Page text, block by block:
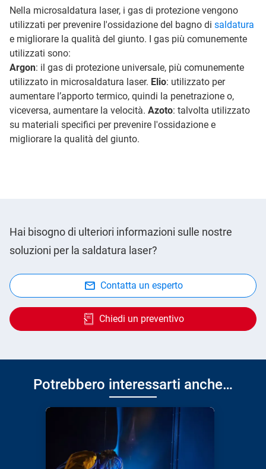
Nella microsaldatura laser, i gas di protezione vengono
utilizzati per prevenire l'ossidazione del bagno di saldatura
e migliorare la qualità del giunto. I gas più comunemente
utilizzati sono:
Argon: il gas di protezione universale, più comunemente
utilizzato in microsaldatura laser. Elio: utilizzato per
aumentare l’apporto termico, quindi la penetrazione o,
viceversa, aumentare la velocità. Azoto: talvolta utilizzato
su materiali specifici per prevenire l'ossidazione e
migliorare la qualità del giunto.
Hai bisogno di ulteriori informazioni sulle nostre
soluzioni per la saldatura laser?
Contatta un esperto
Chiedi un preventivo
Potrebbero interessarti anche…